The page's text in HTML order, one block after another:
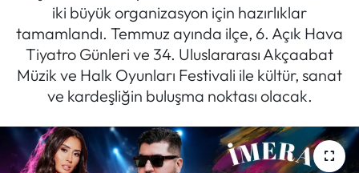
iki büyük organizasyon için hazırlıklar
tamamlandı. Temmuz ayında ilçe, 6. Açık Hava
Tiyatro Günleri ve 34. Uluslararası Akçaabat
Müzik ve Halk Oyunları Festivali ile kültür, sanat
ve kardeşliğin buluşma noktası olacak.
Dünya
Magazin
Mektup Galeri
Röportaj
Haber Arşivi